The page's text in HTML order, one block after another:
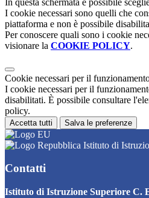
I cookie necessari sono quelli che
piattaforma e non è possibile
Per conoscere quali sono i cookie
visionare la COOKIE POLICY.
Cookie necessari per il
I cookie necessari per il
disabilitati. È possibile consultare
policy.
Accetta tutti Salva le preferenze
Istituto di
Contatti
Istituto di Istruzione Superiore C.